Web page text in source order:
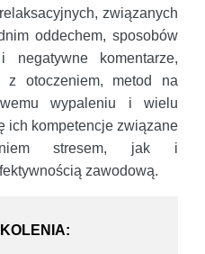
związanych
oddechem, sposobów
komentarze,
z otoczeniem, metod na
wypaleniu i wielu
ich kompetencje związane
stresem, jak i
zawodową.